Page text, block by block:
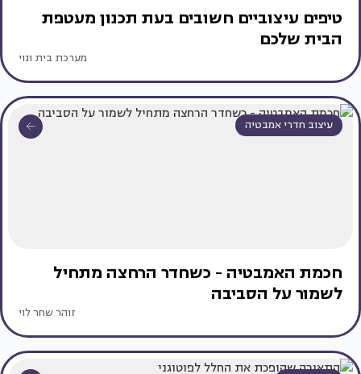
טיפים עיצוביים חשובים בעת תכנון מעטפת
הבית שלכם
מערכת בית ונוי
עיצוב חדרי אמבטיה
חכמת האמבטיה - כשחדר הרחצה מתחיל
לשמור על הסביבה
זוהר שחר לוי